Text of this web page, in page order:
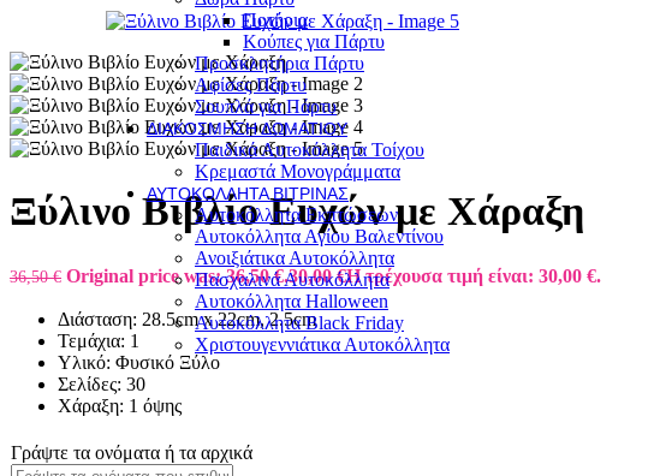
Ποτήρια
Κούπες για Πάρτυ
Προσκλητήρια Πάρτυ
Αφίσες Πάρτυ
Σουπλά για Πάρτυ
ΔΙΑΚΌΣΜΗΣΗ ΔΩΜΑΤΊΟΥ
Παιδικά Αυτοκόλλητα Τοίχου
Κρεμαστά Μονογράμματα
ΑΥΤΟΚΌΛΛΗΤΑ ΒΙΤΡΊΝΑΣ
Αυτοκόλλητα Εκπτώσεων
Αυτοκόλλητα Αγίου Βαλεντίνου
Ανοιξιάτικα Αυτοκόλλητα
Πασχαλινά Αυτοκόλλητα
Αυτοκόλλητα Halloween
Αυτοκόλλητα Black Friday
Χριστουγεννιάτικα Αυτοκόλλητα
Ξύλινο Βιβλίο Ευχών με Χάραξη
36,50€ Original price was: 36,50 €.30,00€Η τρέχουσα τιμή είναι: 30,00 €.
Διάσταση: 28.5cm x 22cm, 2.5cm
Τεμάχια: 1
Υλικό: Φυσικό Ξύλο
Σελίδες: 30
Χάραξη: 1 όψης
Γράψτε τα ονόματα ή τα αρχικά